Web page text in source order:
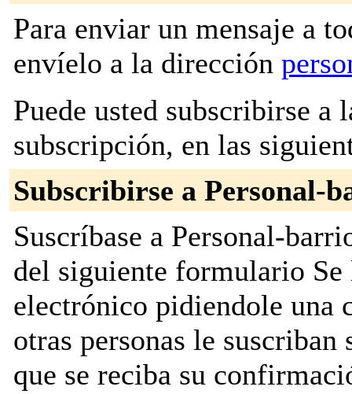
Para enviar un mensaje a
envíelo a la dirección
Puede usted subscribirse a
subscripción, en las
Subscribirse a Personal-
Suscríbase a Personal-
del siguiente formulario Se
electrónico pidiendole una
otras personas le
que se reciba su